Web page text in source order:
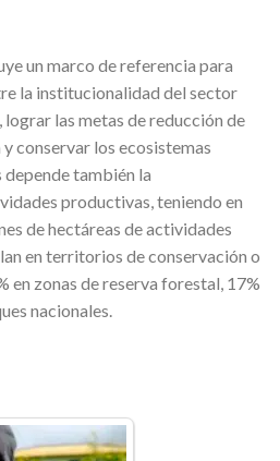
un marco de referencia para
la institucionalidad del sector
las metas de reducción de
conservar los ecosistemas
también la
productivas, teniendo en
de hectáreas de actividades
en territorios de conservación o
zonas de reserva forestal, 17%
nacionales.